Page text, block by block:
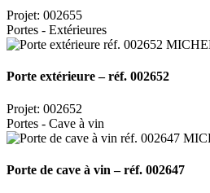
Projet: 002655
Portes - Extérieures
Porte extérieure – réf. 002652
Projet: 002652
Portes - Cave à vin
Porte de cave à vin – réf. 002647